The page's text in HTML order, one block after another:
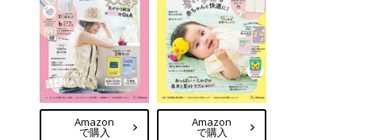
Amazon
で購入
Amazon
で購入